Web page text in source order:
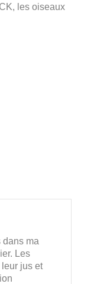
les oiseaux
dans ma
Les
jus et